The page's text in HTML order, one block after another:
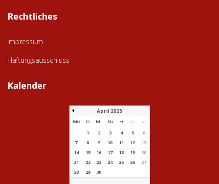
Rechtliches
Impressum
Haftungsausschluss
Kalender
April 2025
Mo Di Mi Do Fr Sa
So
1
2 3 4 5
6
7
8 9 10 11 12
13
14
15 16 17 18 19
20
21
22 23 24 25 26
27
28
29 30